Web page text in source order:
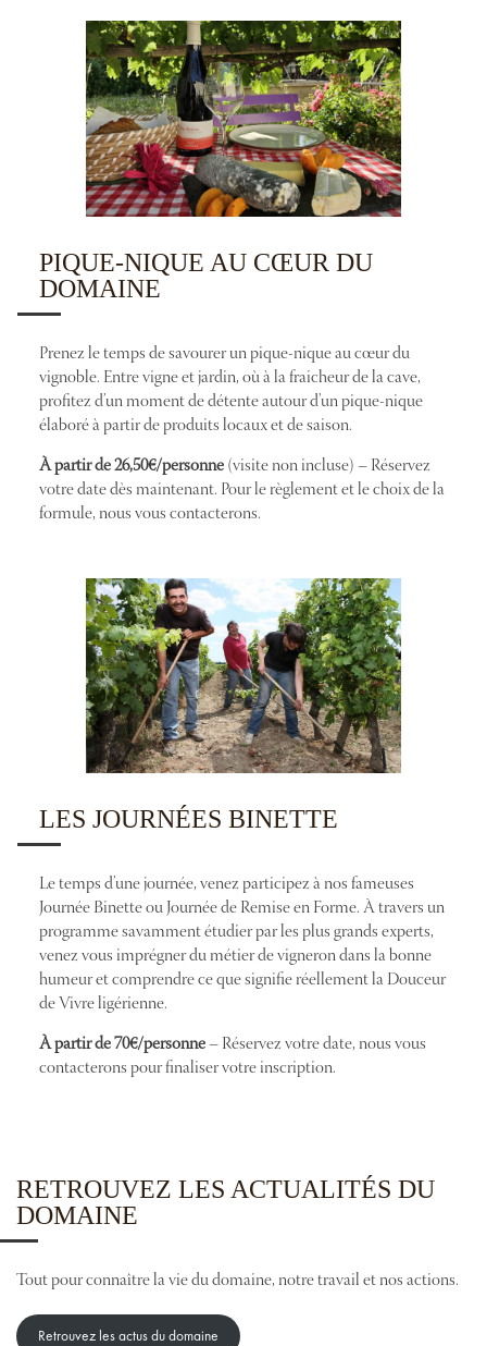
PIQUE-NIQUE AU CŒUR DU
DOMAINE
Prenez le temps de savourer un pique-nique au cœur du
vignoble. Entre vigne et jardin, où à la fraicheur de la cave,
profitez d’un moment de détente autour d’un pique-nique
élaboré à partir de produits locaux et de saison.
À partir de 26,50€/personne (visite non incluse) – Réservez
votre date dès maintenant. Pour le règlement et le choix de la
formule, nous vous contacterons.
LES JOURNÉES BINETTE
Le temps d’une journée, venez participez à nos fameuses
Journée Binette ou Journée de Remise en Forme. À travers un
programme savamment étudier par les plus grands experts,
venez vous imprégner du métier de vigneron dans la bonne
humeur et comprendre ce que signifie réellement la Douceur
de Vivre ligérienne.
À partir de 70€/personne– Réservez votre date, nous vous
contacterons pour finaliser votre inscription.
RETROUVEZ LES ACTUALITÉS DU
DOMAINE
Tout pour connaître la vie du domaine, notre travail et nos actions.
Retrouvez les actus du domaine